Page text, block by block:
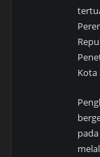
Kota